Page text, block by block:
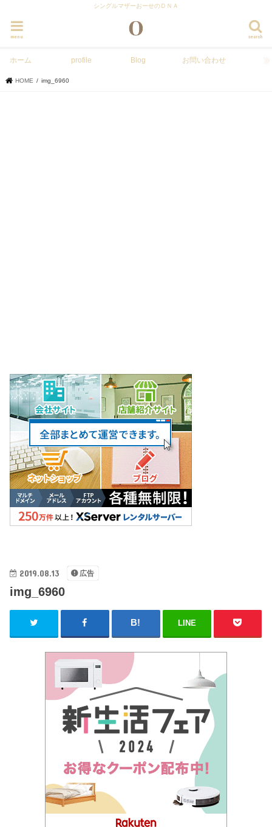
シングルマザーおーせのＤＮＡ
search
menu
ホーム profile Blog お問い合わせ
HOME img_6960
2019.08.13 広告
img_6960
LINE